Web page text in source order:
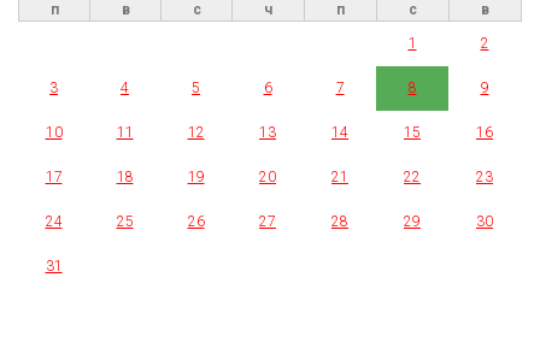
п в с ч п с
в
1
2
3 4 5 6 7 8 9
10 11 12 13 14 15 16
17 18 19 20 21 22 23
24 25 26 27 28 29 30
31